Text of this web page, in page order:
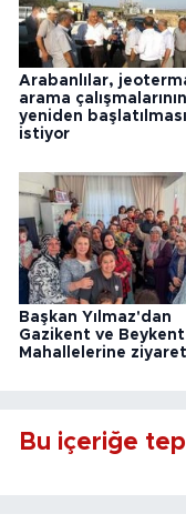
Arabanlılar,
arama çalışmalarının
yeniden
istiyor
Başkan Yılmaz'dan
Gazikent ve Beykent
Mahallelerine ziyaret
Bu içeriğe